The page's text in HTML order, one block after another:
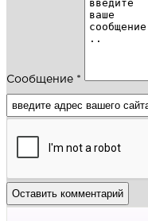
Сообщение *